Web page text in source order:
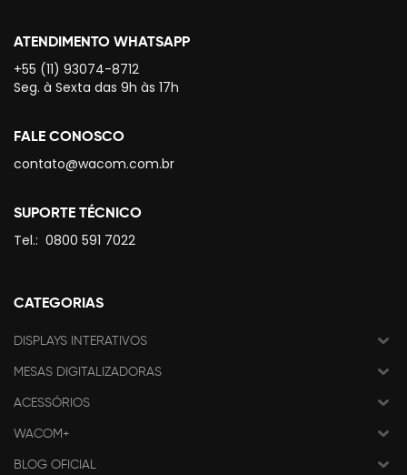
ATENDIMENTO WHATSAPP
+55 (11) 93074-8712
Seg. à Sexta das 9h às 17h
FALE CONOSCO
contato@wacom.com.br
SUPORTE TÉCNICO
Tel.: 0800 591 7022
CATEGORIAS
DISPLAYS INTERATIVOS
MESAS DIGITALIZADORAS
ACESSÓRIOS
WACOM+
BLOG OFICIAL